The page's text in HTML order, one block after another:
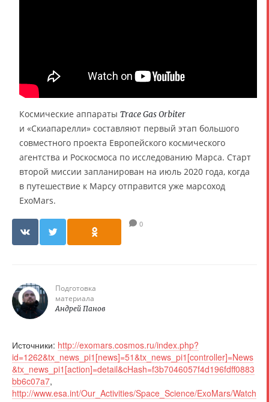
Космические аппараты Trace Gas Orbiter
и «Скиапарелли» составляют первый этап большого
совместного проекта Европейского космического
агентства и Роскосмоса по исследованию Марса. Старт
второй миссии запланирован на июль 2020 года, когда
в путешествие к Марсу отправится уже марсоход
ExoMars.
0
Подготовка
материала
Андрей Панов
Источники: http://exomars.cosmos.ru/index.php?
id=1262&tx_news_pi1[news]=51&tx_news_pi1[controller]=News
&tx_news_pi1[action]=detail&cHash=f3b7046057f4d196fdff0883
bb6c07a7,
http://www.esa.int/Our_Activities/Space_Science/ExoMars/Watch